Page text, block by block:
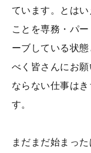
ています。とは
ことを専務・パ
ーブしている状
べく皆さんにお
ならない仕事は
す。
まだまだ始まっ